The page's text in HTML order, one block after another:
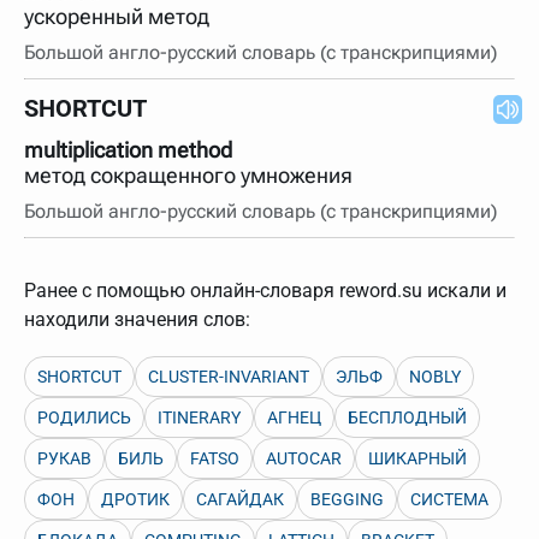
ускоренный метод
Большой англо-русский словарь (с транскрипциями)
SHORTCUT
multiplication method
метод сокращенного умножения
Большой англо-русский словарь (с транскрипциями)
Ранее с помощью онлайн-словаря reword.su искали и
находили значения слов:
SHORTCUT CLUSTER-INVARIANT ЭЛЬФ NOBLY
РОДИЛИСЬ ITINERARY АГНЕЦ БЕСПЛОДНЫЙ
РУКАВ БИЛЬ FATSO AUTOCAR ШИКАРНЫЙ
ФОН ДРОТИК САГАЙДАК BEGGING СИСТЕМА